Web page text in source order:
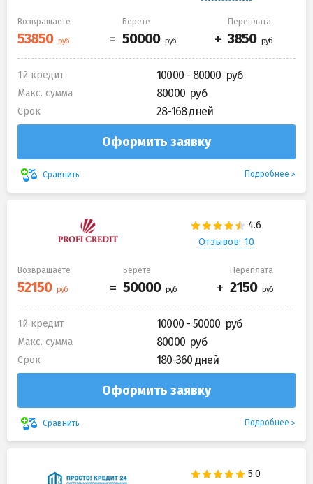
Возвращаете Берете Переплата
1й кредит 10000 - 80000
Макс. сумма 80000
Срок 28-168 дней
Оформить заявку
Сравнить Подробнее
Отзывов: 10
Возвращаете Берете Переплата
1й кредит 10000 - 50000
Макс. сумма 80000
Срок 180-360 дней
Оформить заявку
Сравнить Подробнее